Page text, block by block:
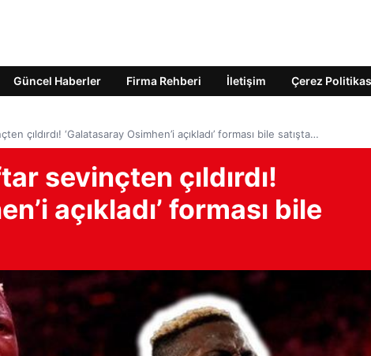
Güncel Haberler Firma Rehberi İletişim Çerez
çıldırdı! ‘Galatasaray Osimhen’i açıkladı’ forması bile satışta…
sevinçten çıldırdı!
açıkladı’ forması bile